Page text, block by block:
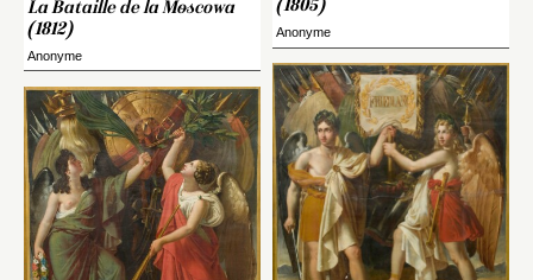
La Bataille de la Moscowa
(1812)
Anonyme
(1805)
Anonyme